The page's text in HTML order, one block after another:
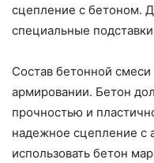
сцепление с бетоном.
специальные
Состав бетонной
армировании. Бетон
прочностью и
надежное сцепление с
использовать бетон